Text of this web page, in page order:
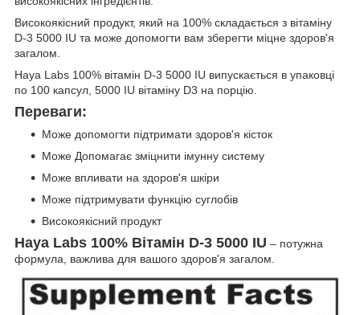
Високоякісний продукт, який на 100% складається з вітаміну
D-3 5000 IU та може допомогти вам зберегти міцне здоров'я
загалом.
Haya Labs 100% вітамін D-3 5000 IU випускається в упаковці
по 100 капсул, 5000 IU вітаміну D3 на порцію.
Переваги:
Може допомогти підтримати здоров'я кісток
Може Допомагає зміцнити імунну систему
Може впливати на здоров'я шкіри
Може підтримувати функцію суглобів
Високоякісний продукт
Haya Labs 100% Вітамін D-3 5000 IU – потужна
формула, важлива для вашого здоров'я загалом.